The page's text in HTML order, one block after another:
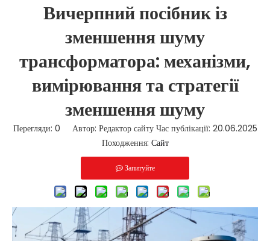
Вичерпний посібник із
зменшення шуму
трансформатора: механізми,
вимірювання та стратегії
зменшення шуму
Перегляди: 0 Автор: Редактор сайту Час публікації: 20.06.2025
Походження: Сайт
Запитуйте